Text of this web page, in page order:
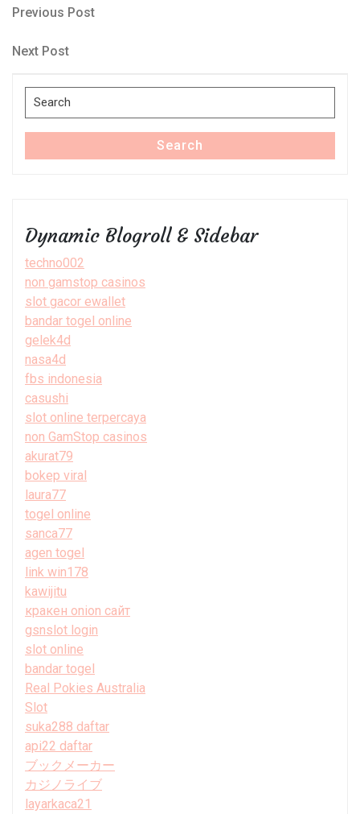
Post
navigation
Previous
Previous Post
Next
Next Post
Search
for:
Search
Dynamic Blogroll & Sidebar
techno002
non gamstop casinos
slot gacor ewallet
bandar togel online
gelek4d
nasa4d
fbs indonesia
casushi
slot online terpercaya
non GamStop casinos
akurat79
bokep viral
laura77
togel online
sanca77
agen togel
link win178
kawijitu
кракен onion сайт
gsnslot login
slot online
bandar togel
Real Pokies Australia
Slot
suka288 daftar
api22 daftar
ブックメーカー
カジノライブ
layarkaca21